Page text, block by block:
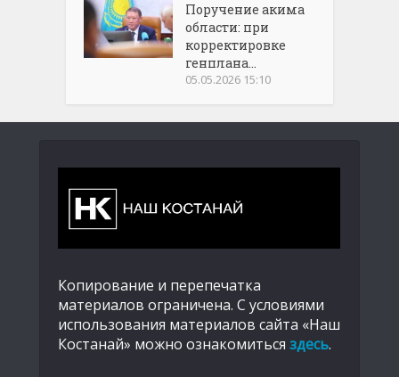
Поручение акима
области: при
корректировке
генплана...
05.05.2026 15:10
Копирование и перепечатка
материалов ограничена. С условиями
использования материалов сайта «Наш
Костанай» можно ознакомиться здесь.